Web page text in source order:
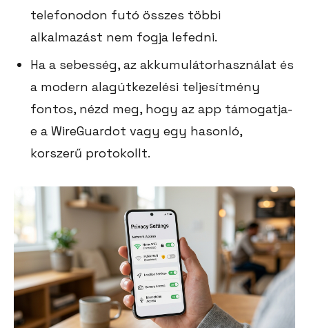
telefonodon futó összes többi
alkalmazást nem fogja lefedni.
Ha a sebesség, az akkumulátorhasználat és
a modern alagútkezelési teljesítmény
fontos, nézd meg, hogy az app támogatja-
e a WireGuardot vagy egy hasonló,
korszerű protokollt.